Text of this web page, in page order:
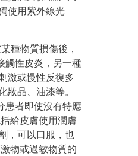
使用紫外線光
種物質損傷後，
觸性皮炎，另一種
激或慢性反復多
妝品、油漆等。
患者即使沒有特應
給皮膚使用潤膚
，可以口服，也
物或過敏物質的